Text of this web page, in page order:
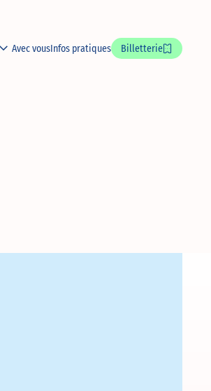
Avec vousInfos pratiques Billetterie